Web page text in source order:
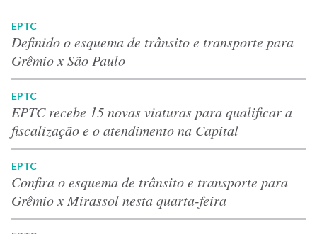
EPTC
Definido o esquema de trânsito e transporte para
Grêmio x São Paulo
EPTC
EPTC recebe 15 novas viaturas para qualificar a
fiscalização e o atendimento na Capital
EPTC
Confira o esquema de trânsito e transporte para
Grêmio x Mirassol nesta quarta-feira